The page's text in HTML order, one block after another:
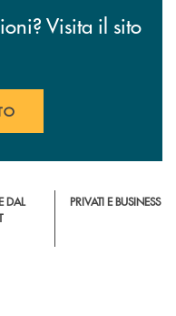
Visita il sito
DAL
PRIVATI E BUSINESS